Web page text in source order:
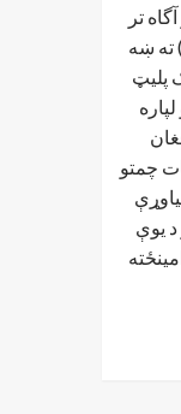
تر
تلاش کنیم." افغان ډیاسپورا شبکې (ADN) ته ښه
پلیټ
چمتو
یوې